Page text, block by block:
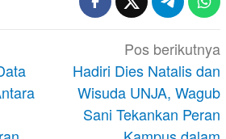
Pos berikutnya
Hadiri Dies Natalis dan
Wisuda UNJA, Wagub
Sani Tekankan Peran